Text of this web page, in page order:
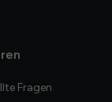
Fragen